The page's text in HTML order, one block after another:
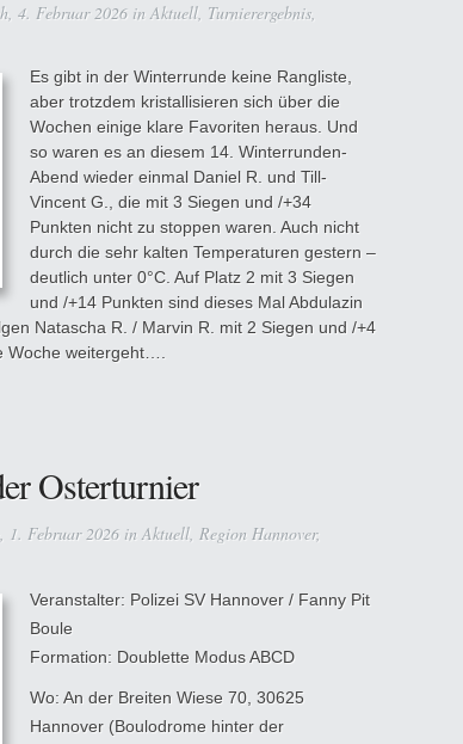
4. Februar 2026 in Aktuell, Turnierergebnis,
Es gibt in der Winterrunde keine Rangliste,
aber trotzdem kristallisieren sich über die
Wochen einige klare Favoriten heraus. Und
so waren es an diesem 14. Winterrunden-
Abend wieder einmal Daniel R. und Till-
Vincent G., die mit 3 Siegen und /+34
Punkten nicht zu stoppen waren. Auch nicht
durch die sehr kalten Temperaturen gestern –
deutlich unter 0°C. Auf Platz 2 mit 3 Siegen
und /+14 Punkten sind dieses Mal Abdulazin
Natascha R. / Marvin R. mit 2 Siegen und /+4
Woche weitergeht….
Osterturnier
1. Februar 2026 in Aktuell, Region Hannover,
Veranstalter: Polizei SV Hannover / Fanny Pit
Boule
Formation: Doublette Modus ABCD
Wo: An der Breiten Wiese 70, 30625
Hannover (Boulodrome hinter der